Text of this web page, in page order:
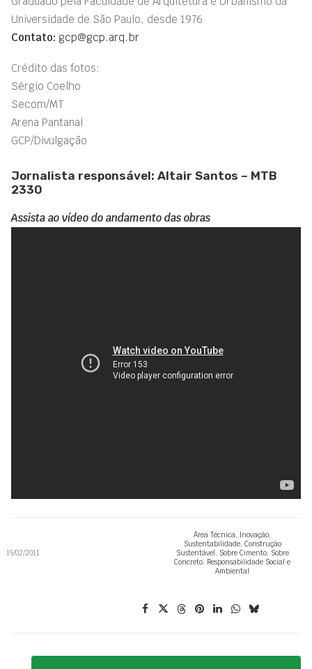
Universidade de São Paulo, desde 1976
Contato: gcp@gcp.arq.br
Crédito das fotos:
Sérgio Coelho
Secom/MT
Arena Pantanal
GCP/Divulgação
Jornalista responsável: Altair Santos – MTB
2330
Assista ao vídeo do andamento das obras
15/02/2011
Área Técnica, Inovação,
Sustentabilidade, Construção
Sustentável, Sobre Cimento, Sobre
Concreto, Responsabilidade Social e
Ambiental